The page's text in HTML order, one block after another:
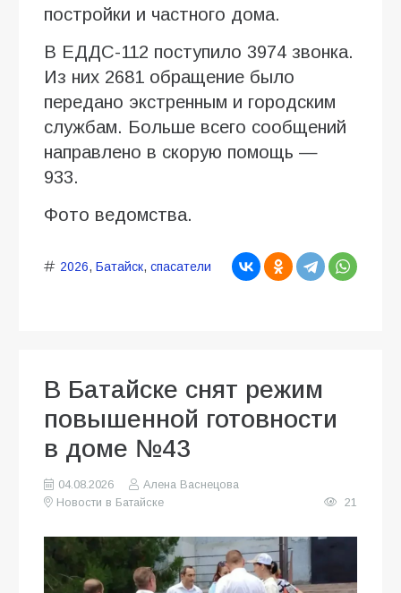
постройки и частного дома.
В ЕДДС-112 поступило 3974 звонка.
Из них 2681 обращение было
передано экстренным и городским
службам. Больше всего сообщений
направлено в скорую помощь —
933.
Фото ведомства.
2026, Батайск, спасатели
В Батайске снят режим
повышенной готовности
в доме №43
04.08.2026
Алена Васнецова
Новости в Батайске
21